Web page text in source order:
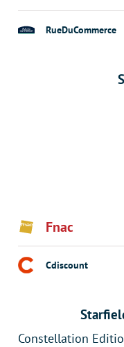
RueDuCommerce
Fnac
Cdiscount
Constellation